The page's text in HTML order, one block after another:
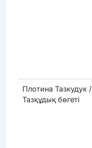
Плотина Тазкудук /
Тазқұдық бөгеті